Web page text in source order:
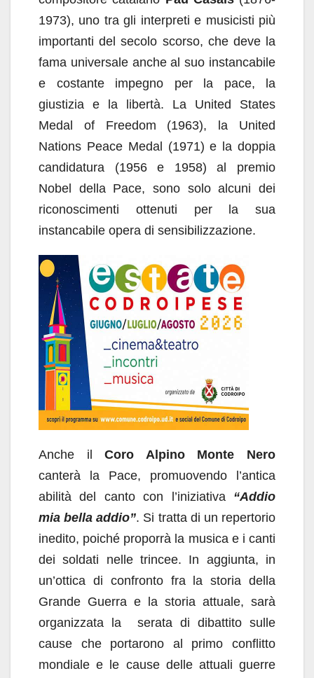
1973), uno tra gli interpreti e musicisti più
importanti del secolo scorso, che deve la
fama universale anche al suo instancabile
e costante impegno per la pace, la
giustizia e la libertà. La United States
Medal of Freedom (1963), la United
Nations Peace Medal (1971) e la doppia
candidatura (1956 e 1958) al premio
Nobel della Pace, sono solo alcuni dei
riconoscimenti ottenuti per la sua
instancabile opera di sensibilizzazione.
Anche ilCoro Alpino Monte Nero
canterà la Pace, promuovendo l’antica
abilità del canto con l’iniziativa “Addio
mia bella addio”. Si tratta di un repertorio
inedito, poiché proporrà la musica e i canti
dei soldati nelle trincee. In aggiunta, in
un’ottica di confronto fra la storia della
Grande Guerra e la storia attuale, sarà
organizzata la serata di dibattito sulle
cause che portarono al primo conflitto
mondiale e le cause delle attuali guerre